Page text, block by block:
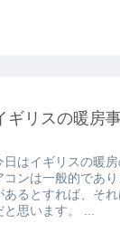
ギリスの暖房
日はイギリスの暖
コンは一般的であ
あるとすれば、そ
と思います。 ...